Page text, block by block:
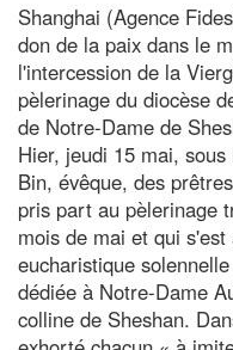
Shanghai (Agence
don de la paix dans le
l'intercession de la
pèlerinage du diocèse
de Notre-Dame de
Hier, jeudi 15 mai,
Bin, évêque, des
pris part au pèlerinage
mois de mai et qui
eucharistique
dédiée à Notre-Dame
colline de Sheshan.